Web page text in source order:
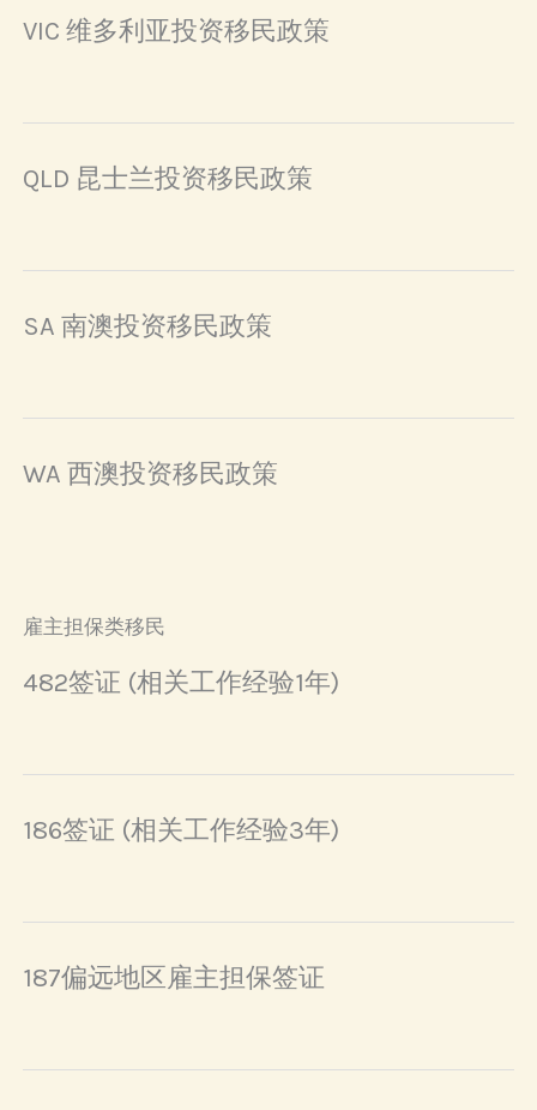
VIC 维多利亚投资移民政策
QLD 昆士兰投资移民政策
SA 南澳投资移民政策
WA 西澳投资移民政策
雇主担保类移民
482签证 (相关工作经验1年)
186签证 (相关工作经验3年)
187偏远地区雇主担保签证